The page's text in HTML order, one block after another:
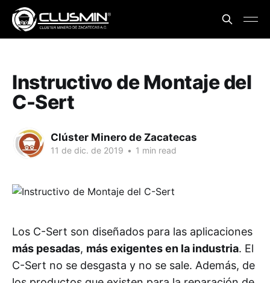
Instructivo de Montaje del
C-Sert
Clúster Minero de Zacatecas
11 de dic. de 2019 • 1 min read
Los C-Sert son diseñados para las aplicaciones
más pesadas, más exigentes en la industria. El
C-Sert no se desgasta y no se sale. Además, de